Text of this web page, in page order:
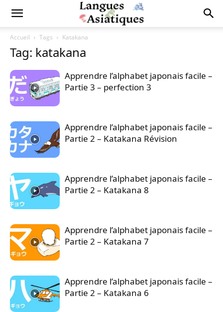
Accueil Tags Katakana
Tag: katakana
Apprendre l’alphabet japonais facile –
Partie 3 – perfection 3
Apprendre l’alphabet japonais facile –
Partie 2 – Katakana Révision
Apprendre l’alphabet japonais facile –
Partie 2 – Katakana 8
Apprendre l’alphabet japonais facile –
Partie 2 – Katakana 7
Apprendre l’alphabet japonais facile –
Partie 2 – Katakana 6